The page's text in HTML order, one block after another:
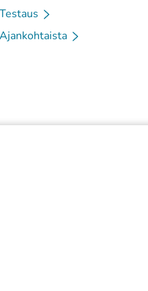
Testaus
Ajankohtaista